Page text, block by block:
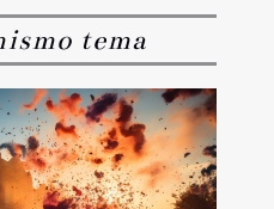
tema